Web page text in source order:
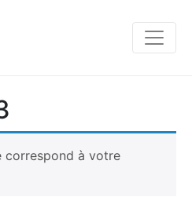
correspond à votre